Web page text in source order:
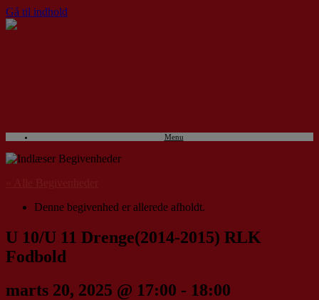
Gå til indhold
Menu
Denne begivenhed er allerede afholdt.
U 10/U 11 Drenge(2014-2015) RLK
Fodbold
marts 20, 2025 @ 17:00 - 18:00